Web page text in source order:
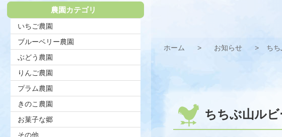
ホーム お知らせ ち
ちちぶ山ルビ
林業協会
農園カテゴリ
いちご農園
ブルーベリー農園
ぶどう農園
りんご農園
プラム農園
きのこ農園
お菓子な郷
その他